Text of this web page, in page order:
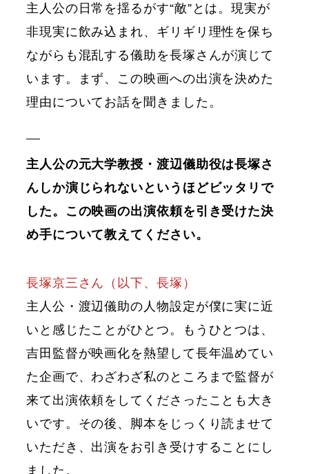
主人公の日常を揺るがす“敵”とは。現実が
非現実に飲み込まれ、ギリギリ理性を保ち
ながらも混乱する儀助を長塚さんが演じて
います。まず、この映画への出演を決めた
理由についてお話を聞きました。
主人公の元大学教授・渡辺儀助役は長塚さ
んしか演じられないというほどビッタリで
した。この映画の出演依頼を引き受けた決
め手について教えてください。
長塚京三さん（以下、長塚）
主人公・渡辺儀助の人物設定が僕に実に近
いと感じたことがひとつ。もうひとつは、
吉田監督が映画化を熱望して長年温めてい
た企画で、わざわざ私のところまで監督が
来て出演依頼をしてくださったことも大き
いです。その後、脚本をじっくり読ませて
いただき、出演をお引き受けすることにし
ました。